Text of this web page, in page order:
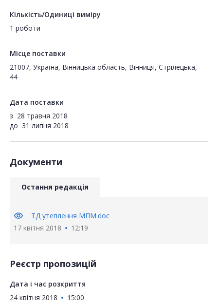
Кількість/Одиниці виміру
1 роботи
Місце поставки
21007, Україна, Вінницька область, Вінниця, Стрілецька,
44
Дата поставки
з 28 травня 2018
до 31 липня 2018
Документи
Остання редакція
visibility
ТД утеплення МПМ.doc
17 квітня 2018
12:19
Реєстр пропозицій
Дата і час розкриття
24 квітня 2018
15:00